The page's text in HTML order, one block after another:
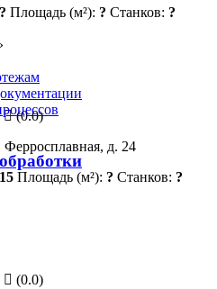
? Площадь (м²): ? Станков: ?
(0.0)
д. 24
15 Площадь (м²): ? Станков: ?
(0.0)